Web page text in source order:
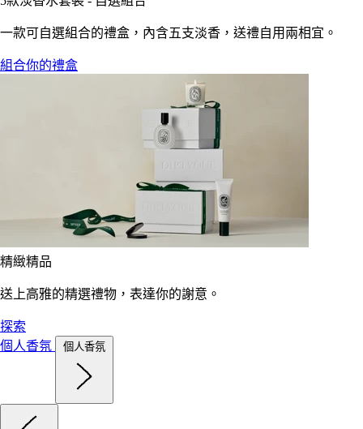
一款可自選組合的禮盒，內含五支淡香，送禮自用兩相宜。
組合你的禮盒
精緻精品
送上高雅的精選禮物，表達你的謝意。
探索
個人香氛
個人香氛